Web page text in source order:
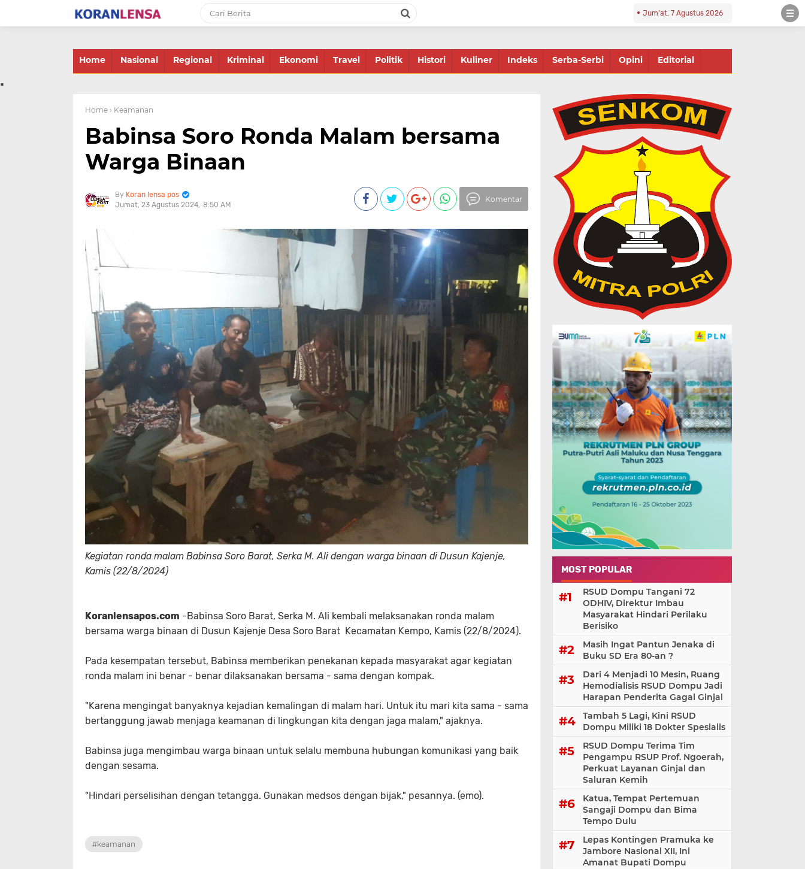
Jum'at, 7 Agustus 2026
Home Nasional Regional Kriminal Ekonomi Travel Politik Histori Kuliner Indeks Serba-Serbi Opini Editorial
.
Home › Keamanan
Babinsa Soro Ronda Malam bersama
Warga Binaan
Koran lensa pos
Jumat, 23 Agustus 2024 8:50 AM
Komentar
Kegiatan ronda malam Babinsa Soro Barat, Serka M. Ali dengan warga binaan di Dusun Kajenje,
Kamis (22/8/2024)
Koranlensapos.com -Babinsa Soro Barat, Serka M. Ali kembali melaksanakan ronda malam
bersama warga binaan di Dusun Kajenje Desa Soro Barat Kecamatan Kempo, Kamis (22/8/2024).
Pada kesempatan tersebut, Babinsa memberikan penekanan kepada masyarakat agar kegiatan
ronda malam ini benar - benar dilaksanakan bersama - sama dengan kompak.
"Karena mengingat banyaknya kejadian kemalingan di malam hari. Untuk itu mari kita sama - sama
bertanggung jawab menjaga keamanan di lingkungan kita dengan jaga malam," ajaknya.
Babinsa juga mengimbau warga binaan untuk selalu membuna hubungan komunikasi yang baik
dengan sesama.
"Hindari perselisihan dengan tetangga. Gunakan medsos dengan bijak," pesannya. (emo).
#keamanan
MOST POPULAR
RSUD Dompu Tangani 72
ODHIV, Direktur Imbau
Masyarakat Hindari Perilaku
Berisiko
Masih Ingat Pantun Jenaka di
Buku SD Era 80-an ?
Dari 4 Menjadi 10 Mesin, Ruang
Hemodialisis RSUD Dompu Jadi
Harapan Penderita Gagal Ginjal
Tambah 5 Lagi, Kini RSUD
Dompu Miliki 18 Dokter Spesialis
RSUD Dompu Terima Tim
Pengampu RSUP Prof. Ngoerah,
Perkuat Layanan Ginjal dan
Saluran Kemih
Katua, Tempat Pertemuan
Sangaji Dompu dan Bima
Tempo Dulu
Lepas Kontingen Pramuka ke
Jambore Nasional XII, Ini
Amanat Bupati Dompu